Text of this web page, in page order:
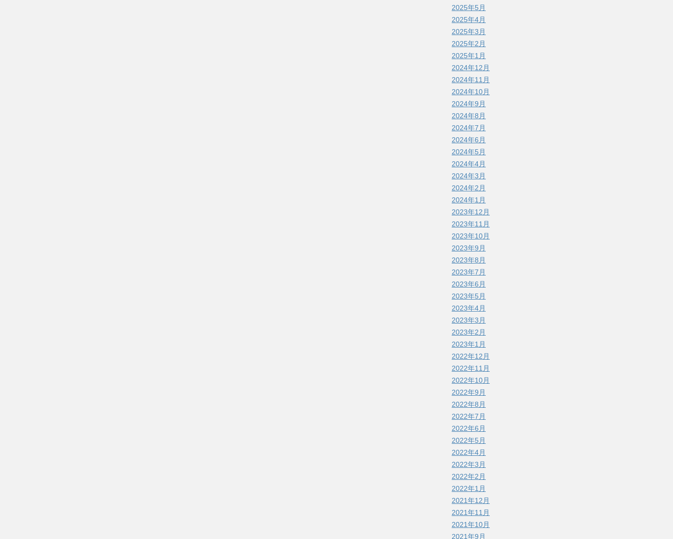
2025年5月
2025年4月
2025年3月
2025年2月
2025年1月
2024年12月
2024年11月
2024年10月
2024年9月
2024年8月
2024年7月
2024年6月
2024年5月
2024年4月
2024年3月
2024年2月
2024年1月
2023年12月
2023年11月
2023年10月
2023年9月
2023年8月
2023年7月
2023年6月
2023年5月
2023年4月
2023年3月
2023年2月
2023年1月
2022年12月
2022年11月
2022年10月
2022年9月
2022年8月
2022年7月
2022年6月
2022年5月
2022年4月
2022年3月
2022年2月
2022年1月
2021年12月
2021年11月
2021年10月
2021年9月